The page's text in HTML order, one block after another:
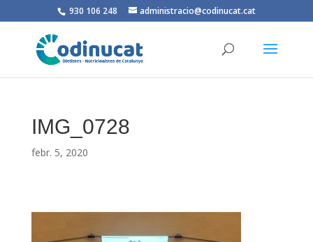
930 106 248 administracio@codinucat.cat
IMG_0728
febr. 5, 2020